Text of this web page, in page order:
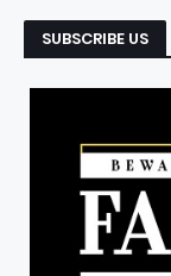
SUBSCRIBE US